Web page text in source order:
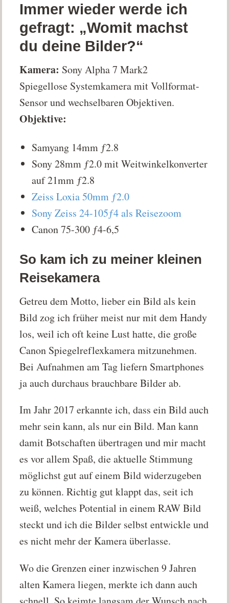
Immer wieder werde ich
gefragt: „Womit machst
du deine Bilder?“
Kamera: Sony Alpha 7 Mark2
Spiegellose Systemkamera mit Vollformat-
Sensor und wechselbaren Objektiven.
Objektive:
Samyang 14mm ƒ2.8
Sony 28mm ƒ2.0 mit Weitwinkelkonverter
auf 21mm ƒ2.8
Zeiss Loxia 50mm ƒ2.0
Sony Zeiss 24-105ƒ4 als Reisezoom
Canon 75-300 ƒ4-6,5
So kam ich zu meiner kleinen
Reisekamera
Getreu dem Motto, lieber ein Bild als kein
Bild zog ich früher meist nur mit dem Handy
los, weil ich oft keine Lust hatte, die große
Canon Spiegelreflexkamera mitzunehmen.
Bei Aufnahmen am Tag liefern Smartphones
ja auch durchaus brauchbare Bilder ab.
Im Jahr 2017 erkannte ich, dass ein Bild auch
mehr sein kann, als nur ein Bild. Man kann
damit Botschaften übertragen und mir macht
es vor allem Spaß, die aktuelle Stimmung
möglichst gut auf einem Bild widerzugeben
zu können. Richtig gut klappt das, seit ich
weiß, welches Potential in einem RAW Bild
steckt und ich die Bilder selbst entwickle und
es nicht mehr der Kamera überlasse.
Wo die Grenzen einer inzwischen 9 Jahren
alten Kamera liegen, merkte ich dann auch